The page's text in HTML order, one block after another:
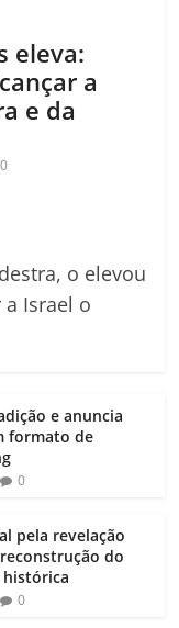
eleva:
a
e da
0
o elevou
Israel o
e anuncia
formato de
0
pela revelação
do
histórica
0